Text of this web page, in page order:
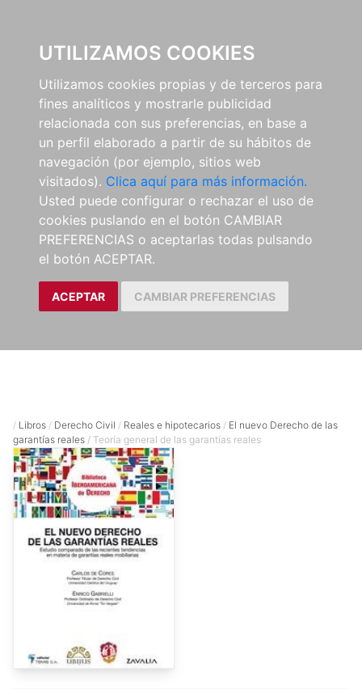
UTILIZAMOS COOKIES
Utilizamos cookies propias y de terceros para
fines analíticos y mostrarle publicidad
relacionada con sus preferencias, en base a
un perfil elaborado a partir de su hábitos de
navegación (por ejemplo, sitios web
visitados). Clica aquí para más información.
Usted puede configurar o rechazar el uso de
cookies puslando en el botón CAMBIAR
PREFERENCIAS o aceptarlas todas pulsando
el botón ACEPTAR.
ACEPTAR CAMBIAR PREFERENCIAS
/ Libros / Derecho Civil / Reales e hipotecarios / El nuevo Derecho de las
garantías reales / Teoría general de las garantías reales